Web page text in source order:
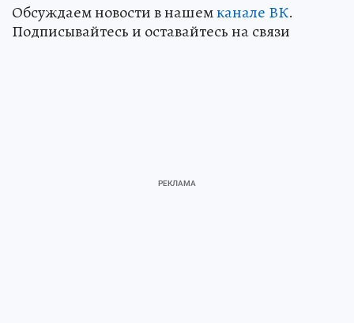
Обсуждаем новости в нашемканале ВК.
Подписывайтесь и оставайтесь на связи